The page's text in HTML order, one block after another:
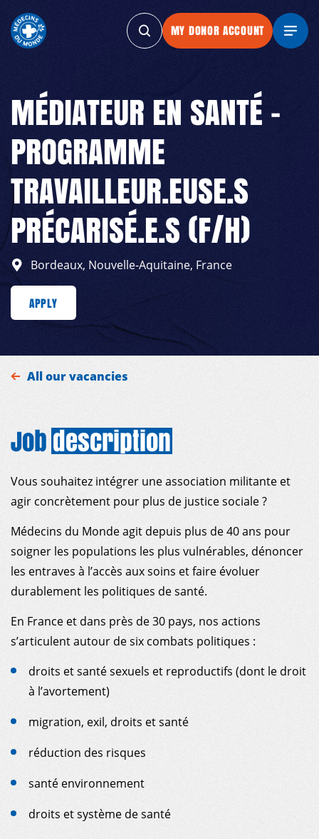
MY DONOR ACCOUNT MY DONOR ACCOUNT MY DONOR
MY DONOR ACCOUNT
MÉDIATEUR EN SANTÉ –
PROGRAMME
TRAVAILLEUR.EUSE.S
PRÉCARISÉ.E.S (F/H)
Bordeaux, Nouvelle-Aquitaine, France
APPLY APPLY
APPLY
All our vacancies
Jobdescription
Vous souhaitez intégrer une association militante et
agir concrètement pour plus de justice sociale ?
Médecins du Monde agit depuis plus de 40 ans pour
soigner les populations les plus vulnérables, dénoncer
les entraves à l’accès aux soins et faire évoluer
durablement les politiques de santé.
En France et dans près de 30 pays, nos actions
s’articulent autour de six combats politiques :
droits et santé sexuels et reproductifs (dont le droit
à l’avortement)
migration, exil, droits et santé
réduction des risques
santé environnement
droits et système de santé